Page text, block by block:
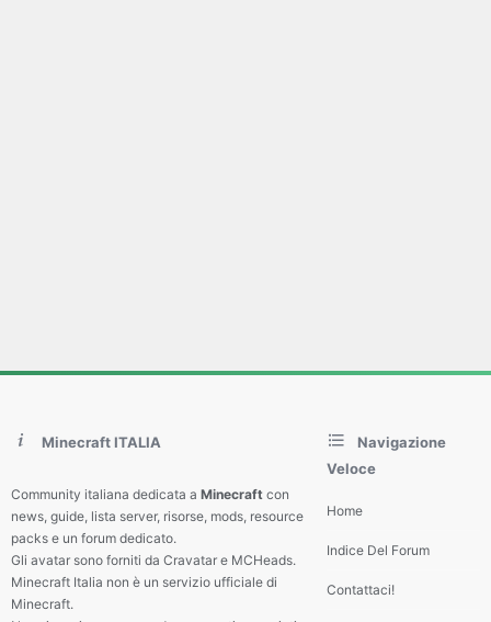
Minecraft ITALIA
Community italiana dedicata a Minecraft con
news, guide, lista server, risorse, mods, resource
packs e un forum dedicato.
Gli avatar sono forniti da Cravatar e MCHeads.
Minecraft Italia non è un servizio ufficiale di
Minecraft.
Navigazione
Veloce
Home
Indice Del Forum
Contattaci!